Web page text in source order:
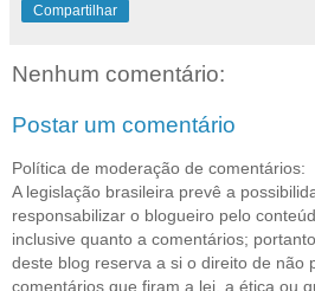
Compartilhar
Nenhum comentário:
Postar um comentário
Política de moderação de comentários:
A legislação brasileira prevê a
responsabilizar o blogueiro pelo
inclusive quanto a comentários;
deste blog reserva a si o direito de não
comentários que firam a lei, a ética ou